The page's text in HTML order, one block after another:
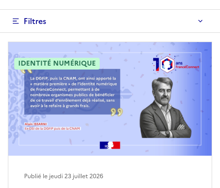
Filtres
Publié le jeudi 23 juillet 2026
IDENTITÉ NUMÉRIQUE